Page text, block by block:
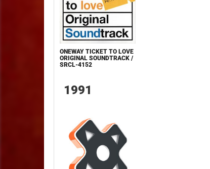
ONEWAY TICKET TO LOVE
ORIGINAL SOUNDTRACK /
SRCL-4152
1991